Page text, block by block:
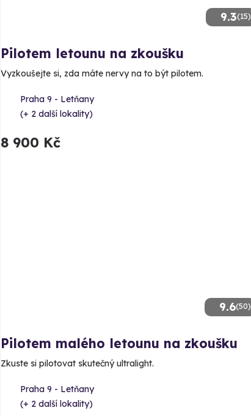
9.3(15)
Pilotem letounu na zkoušku
Vyzkoušejte si, zda máte nervy na to být pilotem.
Praha 9 - Letňany
(+ 2 další lokality)
8 900 Kč
9.6(50)
Pilotem malého letounu na zkoušku
Zkuste si pilotovat skutečný ultralight.
Praha 9 - Letňany
(+ 2 další lokality)